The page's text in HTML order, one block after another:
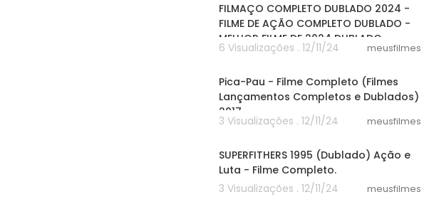
FILMAÇO COMPLETO DUBLADO 2024 -
FILME DE AÇÃO COMPLETO DUBLADO -
MELHOR FILME DE 2024 DUBLADO
6 Visualizações . 12/11/24 meusfilmes
Pica-Pau - Filme Completo (Filmes
Lançamentos Completos e Dublados)
2017
3 Visualizações . 12/11/24 meusfilmes
SUPERFITHERS 1995 (Dublado) Ação e
Luta - Filme Completo.
3 Visualizações . 12/11/24
meusfilmes